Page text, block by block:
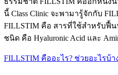
นี้ Class Clinic จะพามารู้จักกับ
FILLSTIM คือ สารที่ใช้สำหรับฟื้
ชนิด คือ Hyaluronic Acid และ
FILLSTIM คืออะไร? ช่วยอะไรบ้า